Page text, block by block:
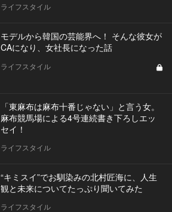
ライフスタイル
モデルから韓国の芸能界へ！ そんな彼女が
CAになり、女社長になった話
ライフスタイル
「東麻布は麻布十番じゃない」と言う女。
麻布競馬場による4号連続書き下ろしエッ
セイ！
ライフスタイル
“キミスイ”でお馴染みの北村匠海に、人生
観と未来についてたっぷり聞いてみた
ライフスタイル